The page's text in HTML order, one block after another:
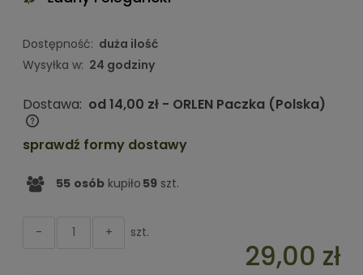
Dostępność: duża ilość
Wysyłka w: 24 godziny
Dostawa: od 14,00 zł - ORLEN Paczka (Polska)
Cena nie zawiera ewentualnych kosztów płatności
sprawdź formy dostawy
55 osób kupiło 59 szt.
+
- szt.
29,00 zł